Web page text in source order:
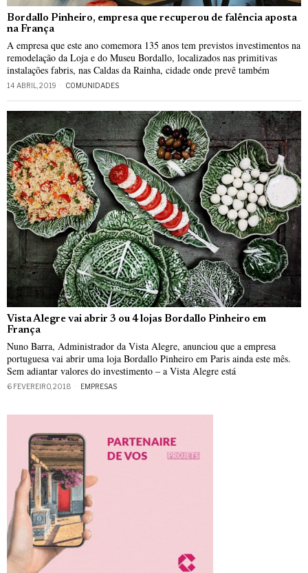
Bordallo Pinheiro, empresa que recuperou de falência aposta
na França
A empresa que este ano comemora 135 anos tem previstos investimentos na
remodelação da Loja e do Museu Bordallo, localizados nas primitivas
instalações fabris, nas Caldas da Rainha, cidade onde prevê também
14 ABRIL, 2019 COMUNIDADES
Vista Alegre vai abrir 3 ou 4 lojas Bordallo Pinheiro em
França
Nuno Barra, Administrador da Vista Alegre, anunciou que a empresa
portuguesa vai abrir uma loja Bordallo Pinheiro em Paris ainda este mês.
Sem adiantar valores do investimento – a Vista Alegre está
6 FEVEREIRO, 2018 EMPRESAS